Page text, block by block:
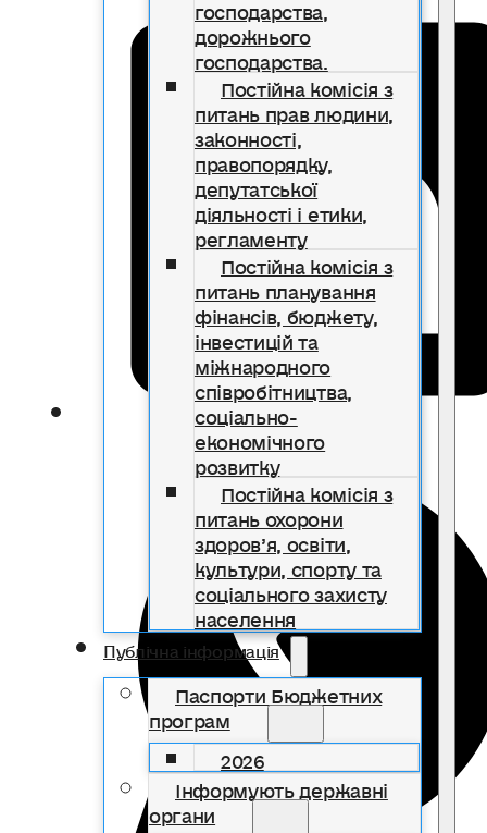
господарства,
дорожнього
господарства.
Постійна комісія з
питань прав людини,
законності,
правопорядку,
депутатської
діяльності і етики,
регламенту
Постійна комісія з
питань планування
фінансів, бюджету,
інвестицій та
міжнародного
співробітництва,
соціально-
економічного
розвитку
Постійна комісія з
питань охорони
здоров’я, освіти,
культури, спорту та
соціального захисту
населення
Публічна інформація
Паспорти Бюджетних
програм
2026
Інформують державні
органи